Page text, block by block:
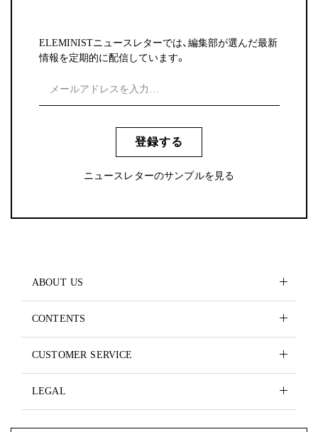
ELEMINISTニュースレターでは、編集部が選んだ最新
情報を定期的に配信しています。
登録する
ニュースレターのサンプルを見る
ABOUT US
CONTENTS
CUSTOMER SERVICE
LEGAL